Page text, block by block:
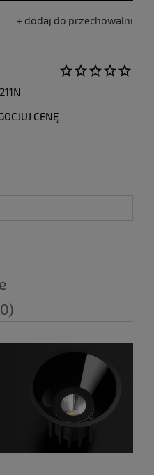
dodaj do przechowalni
CENĘ
kosztów płatności